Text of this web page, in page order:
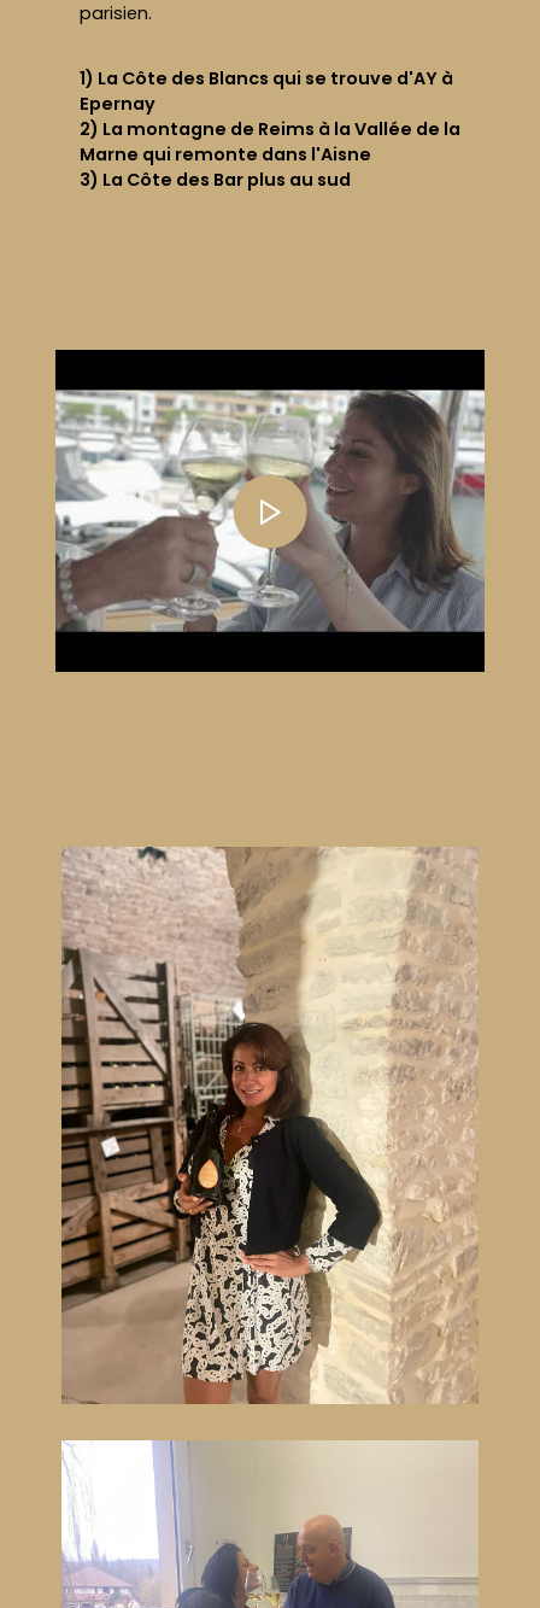
parisien.
1) La Côte des Blancs qui se trouve d'AY à
Epernay
2) La montagne de Reims à la Vallée de la
Marne qui remonte dans l'Aisne
3) La Côte des Bar plus au sud